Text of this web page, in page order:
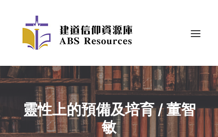
靈性上的預備及培育 / 董智
敏